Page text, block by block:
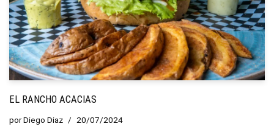
EL RANCHO ACACIAS
porDiego Diaz 20/07/2024